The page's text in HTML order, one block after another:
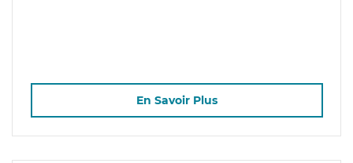
En Savoir Plus